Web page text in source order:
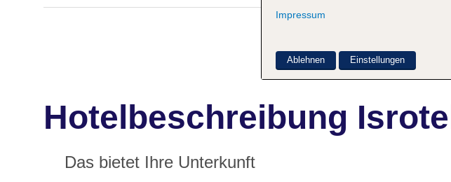
Hotelbeschreibung
Das bietet Ihre Unterkunft
Impressum
Ablehnen Einstellungen